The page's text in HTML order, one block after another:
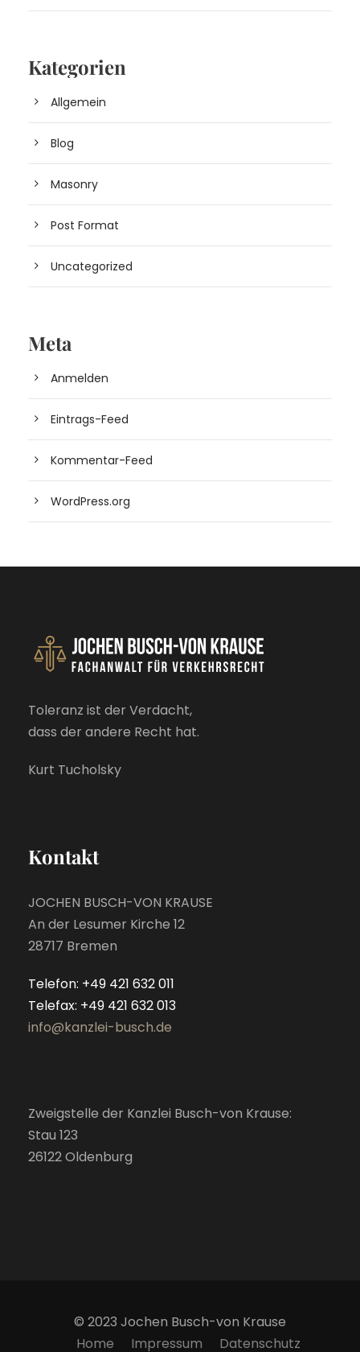
Kategorien
Allgemein
Blog
Masonry
Post Format
Uncategorized
Meta
Anmelden
Eintrags-Feed
Kommentar-Feed
WordPress.org
Toleranz ist der Verdacht,
dass der andere Recht hat.
Kurt Tucholsky
Kontakt
JOCHEN BUSCH-VON KRAUSE
An der Lesumer Kirche 12
28717 Bremen
Telefon: +49 421 632 011
Telefax: +49 421 632 013
info@kanzlei-busch.de
Zweigstelle der Kanzlei Busch-von Krause:
Stau 123
26122 Oldenburg
© 2023 Jochen Busch-von Krause
Home
Impressum Datenschutz